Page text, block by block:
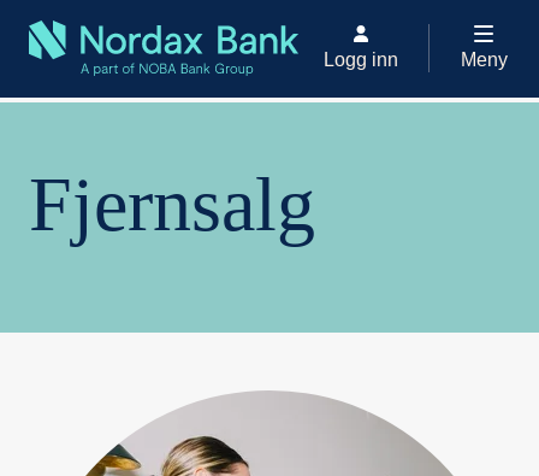
Logg inn Meny
Låne Forbrukslån Fjernsalg
Fjernsalg